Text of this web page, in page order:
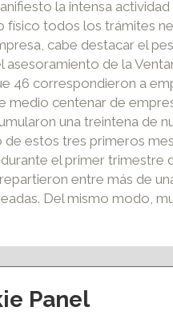
la intensa
físico todos los trámites
cabe destacar el
de la
46 correspondieron a
centenar de
una treintena de
estos tres primeros
el primer
entre más de
Del mismo modo,
y eventos
Panel